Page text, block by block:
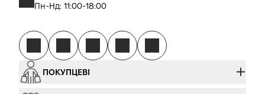
Пн-Нд: 11:00-18:00
ПОКУПЦЕВІ